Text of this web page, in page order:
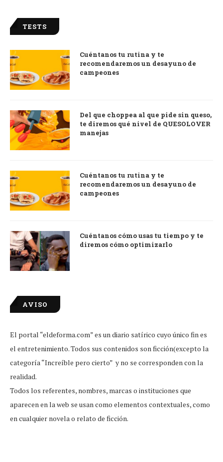
TESTS
Cuéntanos tu rutina y te
recomendaremos un desayuno de
campeones
Del que choppea al que pide sin queso,
te diremos qué nivel de QUESOLOVER
manejas
Cuéntanos tu rutina y te
recomendaremos un desayuno de
campeones
Cuéntanos cómo usas tu tiempo y te
diremos cómo optimizarlo
AVISO
El portal “eldeforma.com” es un diario satírico cuyo único fin es
el entretenimiento. Todos sus contenidos son ficción(excepto la
categoría “Increíble pero cierto” y no se corresponden con la
realidad.
Todos los referentes, nombres, marcas o instituciones que
aparecen en la web se usan como elementos contextuales, como
en cualquier novela o relato de ficción.